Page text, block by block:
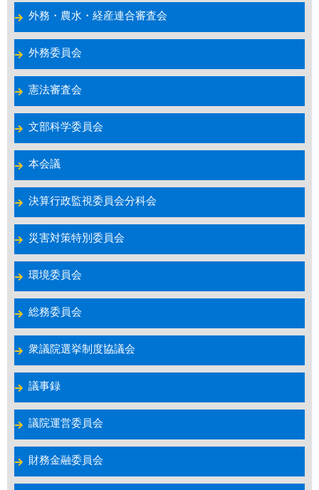
外務・農水・経産連合審査会
外務委員会
憲法審査会
文部科学委員会
本会議
決算行政監視委員会分科会
災害対策特別委員会
環境委員会
総務委員会
衆議院選挙制度協議会
議事録
議院運営委員会
財務金融委員会